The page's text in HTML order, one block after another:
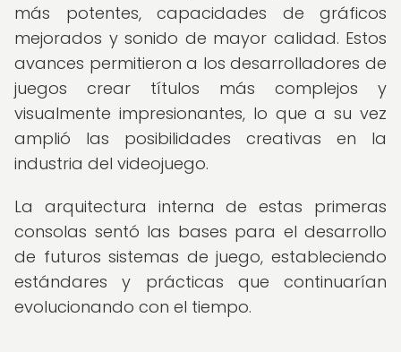
más potentes, capacidades de gráficos
mejorados y sonido de mayor calidad. Estos
avances permitieron a los desarrolladores de
juegos crear títulos más complejos y
visualmente impresionantes, lo que a su vez
amplió las posibilidades creativas en la
industria del videojuego.
La arquitectura interna de estas primeras
consolas sentó las bases para el desarrollo
de futuros sistemas de juego, estableciendo
estándares y prácticas que continuarían
evolucionando con el tiempo.